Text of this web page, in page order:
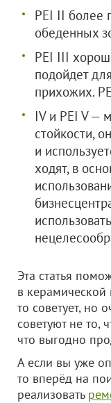
PEI II более
обеденных
PEI III
подойдет
прихожих.
IV и PEI V —
стойкости,
и
ходят, в
Эта статья
в керамической
то советует, но
советуют не то,
что выгодно
А если вы уже
то вперёд на
реализовать